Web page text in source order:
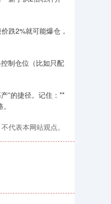
跌2%就可能爆仓，
制仓位（比如只配
”的捷径。记住：**
代表本网站观点。